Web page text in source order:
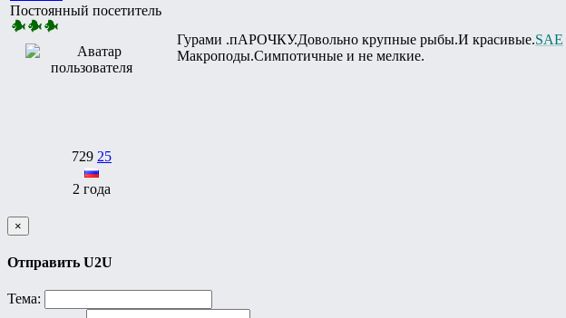
Постоянный посетитель
729 25
2 года
Гурами .пАРОЧКУ.Довольно крупные рыбы.И красивые.SAE
Макроподы.Симпотичные и не мелкие.
×
Отправить U2U
Тема: